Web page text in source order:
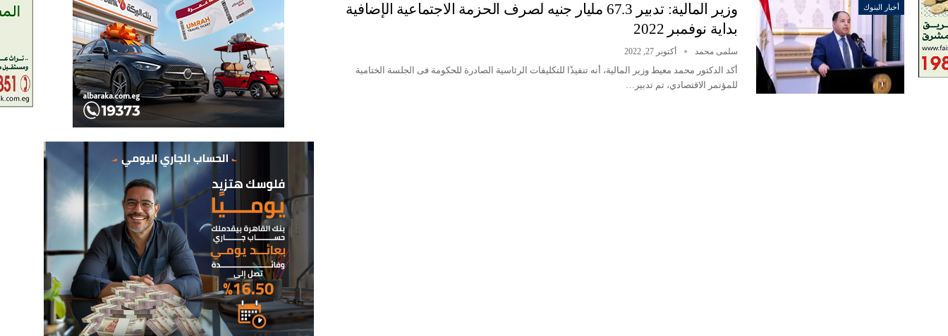
أخبار البنوك
وزير المالية: تدبير 67.3 مليار جنيه لصرف الحزمة الاجتماعية الإضافية
بداية نوفمبر 2022
سلمى محمد أكتوبر 27, 2022
أكد الدكتور محمد معيط وزير المالية، أنه تنفيذًا للتكليفات الرئاسية الصادرة للحكومة فى الجلسة الختامية
للمؤتمر الاقتصادي، تم تدبير…